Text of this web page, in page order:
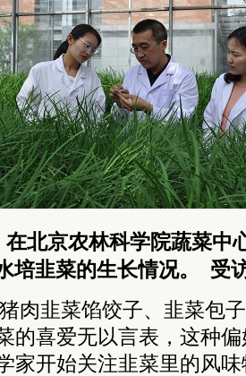
北京农林科学院蔬菜中
培韭菜的生长情况。 受
肉韭菜馅饺子、韭菜包
的喜爱无以言表，这种
家开始关注韭菜里的风